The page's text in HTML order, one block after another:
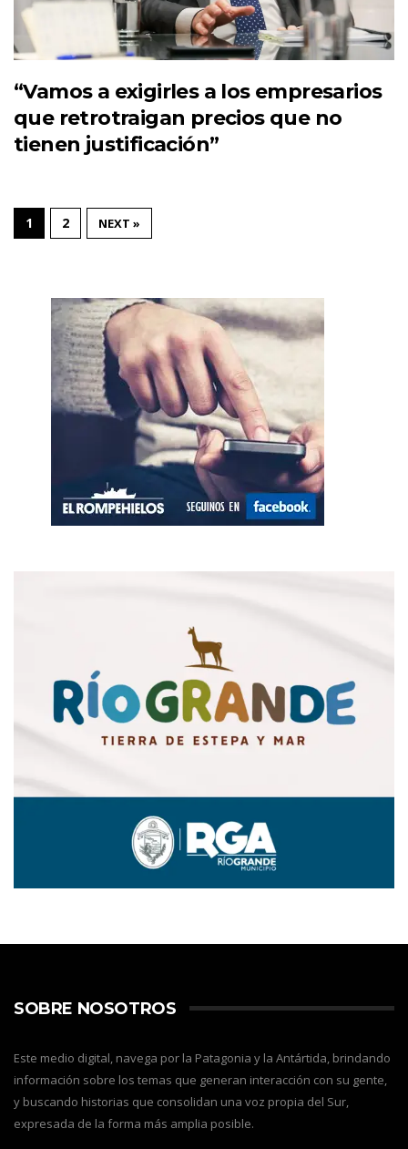
“Vamos a exigirles a los empresarios
que retrotraigan precios que no
tienen justificación”
1 2 NEXT »
SOBRE NOSOTROS
Este medio digital, navega por la Patagonia y la Antártida, brindando
información sobre los temas que generan interacción con su gente,
y buscando historias que consolidan una voz propia del Sur,
expresada de la forma más amplia posible.